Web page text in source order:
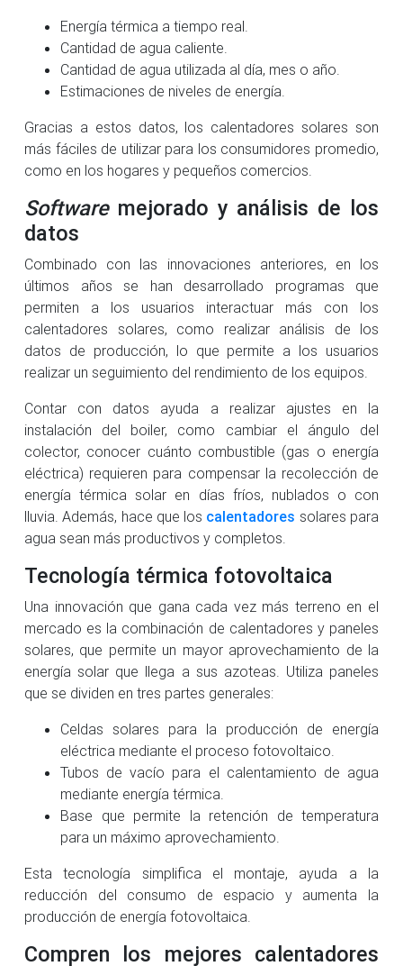
Energía térmica a tiempo real.
Cantidad de agua caliente.
Cantidad de agua utilizada al día, mes o año.
Estimaciones de niveles de energía.
Gracias a estos datos, los calentadores solares son
más fáciles de utilizar para los consumidores promedio,
como en los hogares y pequeños comercios.
Software mejorado y análisis de los
datos
Combinado con las innovaciones anteriores, en los
últimos años se han desarrollado programas que
permiten a los usuarios interactuar más con los
calentadores solares, como realizar análisis de los
datos de producción, lo que permite a los usuarios
realizar un seguimiento del rendimiento de los equipos.
Contar con datos ayuda a realizar ajustes en la
instalación del boiler, como cambiar el ángulo del
colector, conocer cuánto combustible (gas o energía
eléctrica) requieren para compensar la recolección de
energía térmica solar en días fríos, nublados o con
lluvia. Además, hace que los calentadores solares para
agua sean más productivos y completos.
Tecnología térmica fotovoltaica
Una innovación que gana cada vez más terreno en el
mercado es la combinación de calentadores y paneles
solares, que permite un mayor aprovechamiento de la
energía solar que llega a sus azoteas. Utiliza paneles
que se dividen en tres partes generales:
Celdas solares para la producción de energía
eléctrica mediante el proceso fotovoltaico.
Tubos de vacío para el calentamiento de agua
mediante energía térmica.
Base que permite la retención de temperatura
para un máximo aprovechamiento.
Esta tecnología simplifica el montaje, ayuda a la
reducción del consumo de espacio y aumenta la
producción de energía fotovoltaica.
Compren los mejores calentadores